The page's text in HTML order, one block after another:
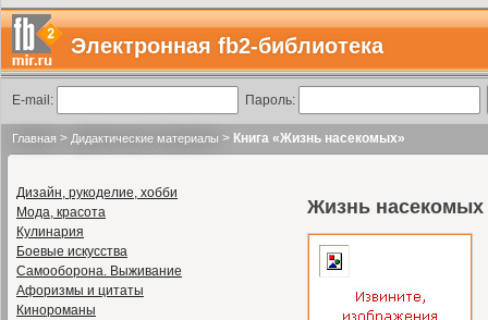
Электронная fb2-библиотека
E-mail: Пароль:
Главная > Дидактические материалы > Книга «Жизнь насекомых»
Дизайн, рукоделие, хобби
Мода, красота
Кулинария
Боевые искусства
Самооборона. Выживание
Афоризмы и цитаты
Кинороманы
Жизнь насекомых